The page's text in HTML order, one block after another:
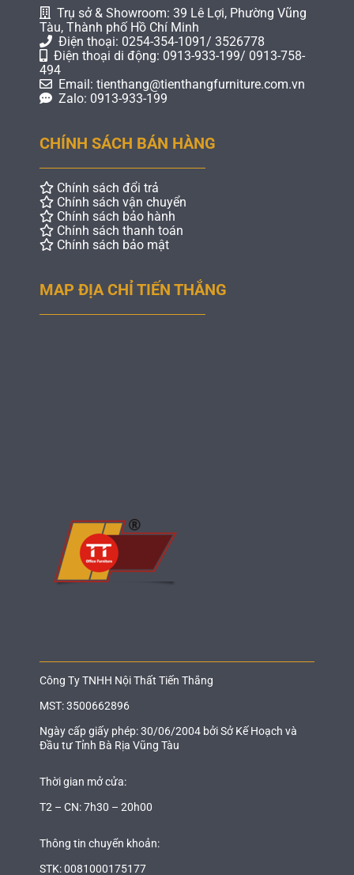
Trụ sở & Showroom: 39 Lê Lợi, Phường Vũng
Tàu, Thành phố Hồ Chí Minh
Điện thoại: 0254-354-1091/ 3526778
Điện thoại di động: 0913-933-199/ 0913-758-
494
Email: tienthang@tienthangfurniture.com.vn
Zalo: 0913-933-199
CHÍNH SÁCH BÁN HÀNG
Chính sách đổi trả
Chính sách vận chuyển
Chính sách bảo hành
Chính sách thanh toán
Chính sách bảo mật
MAP ĐỊA CHỈ TIẾN THẮNG
Công Ty TNHH Nội Thất Tiến Thắng
MST: 3500662896
Ngày cấp giấy phép: 30/06/2004 bởi Sở Kế Hoạch và
Đầu tư Tỉnh Bà Rịa Vũng Tàu
Thời gian mở cửa:
T2 – CN: 7h30 – 20h00
Thông tin chuyển khoản:
STK: 0081000175177